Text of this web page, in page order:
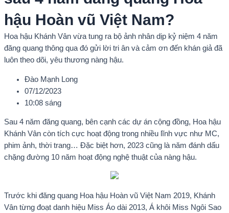
hậu Hoàn vũ Việt Nam?
Hoa hậu Khánh Vân vừa tung ra bộ ảnh nhân dịp kỷ niệm 4 năm
đăng quang thông qua đó gửi lời tri ân và cảm ơn đến khán giả đã
luôn theo dõi, yêu thương nàng hậu.
Đào Mạnh Long
07/12/2023
10:08 sáng
Sau 4 năm đăng quang, bên cạnh các dự án cộng đồng, Hoa hậu
Khánh Vân còn tích cực hoạt động trong nhiều lĩnh vực như MC,
phim ảnh, thời trang… Đặc biệt hơn, 2023 cũng là năm đánh dấu
chặng đường 10 năm hoạt động nghệ thuật của nàng hậu.
Trước khi đăng quang Hoa hậu Hoàn vũ Việt Nam 2019, Khánh
Vân từng đoạt danh hiệu Miss Áo dài 2013, Á khôi Miss Ngôi Sao